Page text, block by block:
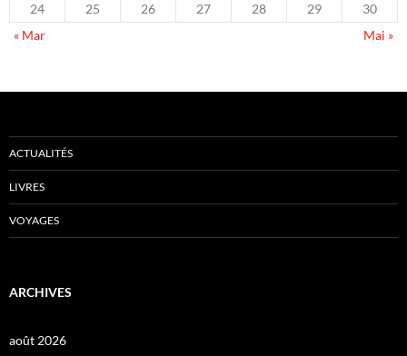
24
25 26 27 28 29
30
« Mar
Mai »
ACTUALITÉS
LIVRES
VOYAGES
ARCHIVES
août 2026